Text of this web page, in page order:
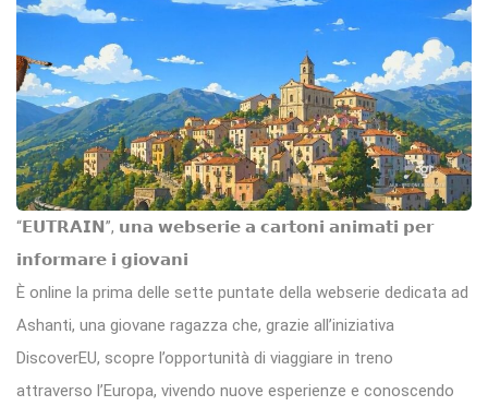
“𝗘𝗨𝗧𝗥𝗔𝗜𝗡”, 𝘂𝗻𝗮 𝘄𝗲𝗯𝘀𝗲𝗿𝗶𝗲 𝗮 𝗰𝗮𝗿𝘁𝗼𝗻𝗶 𝗮𝗻𝗶𝗺𝗮𝘁𝗶 𝗽𝗲𝗿
𝗶𝗻𝗳𝗼𝗿𝗺𝗮𝗿𝗲 𝗶 𝗴𝗶𝗼𝘃𝗮𝗻𝗶
È online la prima delle sette puntate della webserie dedicata ad
Ashanti, una giovane ragazza che, grazie all’iniziativa
DiscoverEU, scopre l’opportunità di viaggiare in treno
attraverso l’Europa, vivendo nuove esperienze e conoscendo